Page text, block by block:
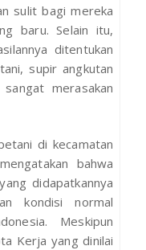
sulit bagi mereka
baru. Selain itu,
ditentukan
supir angkutan
merasakan
di kecamatan
bahwa
didapatkannya
kondisi normal
Meskipun
Kerja yang dinilai